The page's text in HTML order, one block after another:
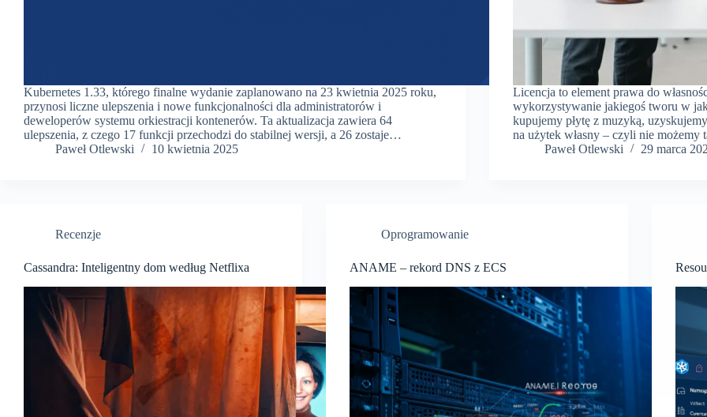
Kubernetes 1.33, którego finalne wydanie zaplanowano na 23 kwietnia 2025 roku,
przynosi liczne ulepszenia i nowe funkcjonalności dla administratorów i
deweloperów systemu orkiestracji kontenerów. Ta aktualizacja zawiera 64
ulepszenia, z czego 17 funkcji przechodzi do stabilnej wersji, a 26 zostaje…
Paweł Otlewski
10 kwietnia 2025
Licencja to element prawa do
wykorzystywanie jakiegoś tworu w
kupujemy płytę z muzyką,
na użytek własny – czyli nie
Paweł Otlewski
29 marca
Recenzje
Cassandra: Inteligentny dom według Netflixa
Oprogramowanie
ANAME – rekord DNS z ECS